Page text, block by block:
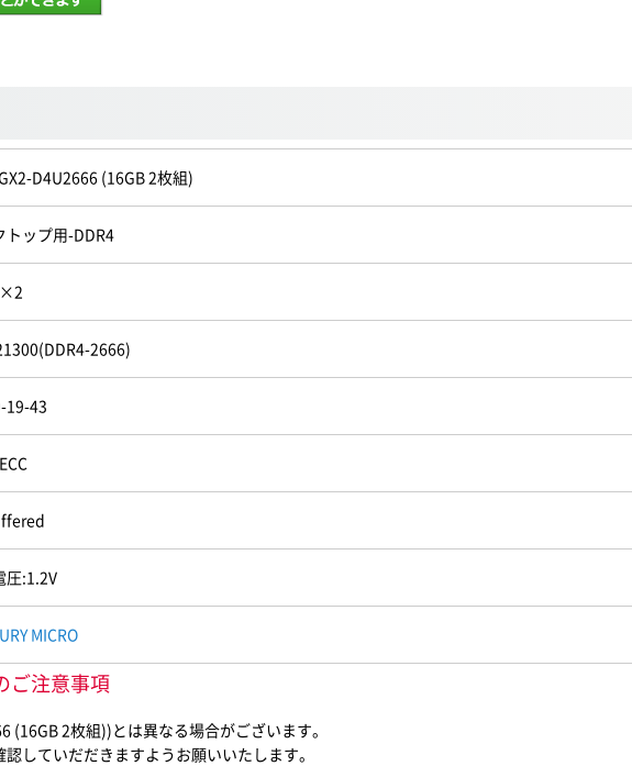
D4U2666 (16GB 2枚組)
トップ用-DDR4
2666)
19-43
圧:1.2V
MICRO
ご注意事項
2枚組))とは異なる場合がございます。
していだだきますようお願いいたします。